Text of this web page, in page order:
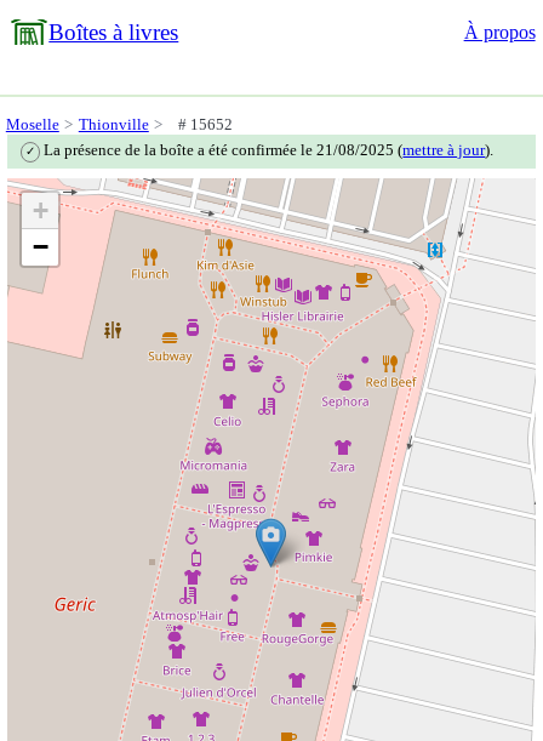
Boîtes à livres À propos
Moselle Thionville # 15652
✓ La présence de la boîte a été confirmée le 21/08/2025 (mettre à jour).
+
−